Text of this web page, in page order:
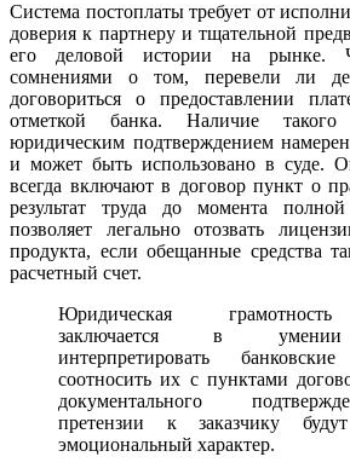
Система постоплаты требует от
доверия к партнеру и тщательной
его деловой истории на рынке.
сомнениями о том, перевели ли
договориться о предоставлении
отметкой банка. Наличие
юридическим подтверждением
и может быть использовано в суде.
всегда включают в договор пункт о
результат труда до момента
позволяет легально отозвать
продукта, если обещанные средства
расчетный счет.
Юридическая
заключается в умении
интерпретировать
соотносить их с пунктами
документального
претензии к заказчику
эмоциональный характер.